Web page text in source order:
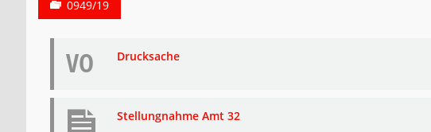
0949/19
VO Drucksache
Stellungnahme Amt 32